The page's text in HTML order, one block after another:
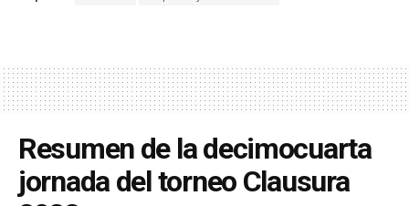
Resumen de la decimocuarta
jornada del torneo Clausura